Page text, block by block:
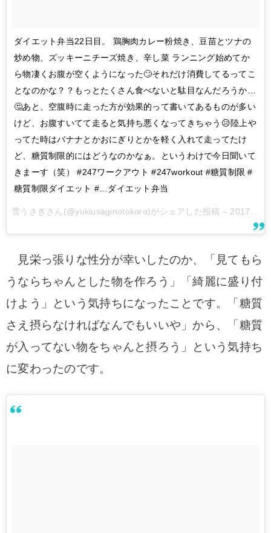
ダイエット弁当22日目。 鶏胸肉カレー粉焼き、豆苗とツナの
炒め物、ズッキーニチーズ焼き、辛し菜 ランニング始めてか
ら物凄くお腹が空くようになった🙄それだけ消費してるってこ
となのかな？？もっとたくさん食べないと駄目なんだろうか…
🤔あと、空腹時に走った方が効果的って書いてあるものが多い
けど、お腹すいてて走ると気持ち悪くなってきちゃう😥陸上や
ってた時はバナナとかおにぎりとかを軽く入れて走ってたけ
ど、糖質制限的にはどうなのかなぁ。というわけで今日聞いて
きまーす（笑） #247ワークアウト #247workout #糖質制限 #
糖質制限ダイエット #…ダイエット弁当
雪うさぎさん(@yukiusaginotokoro)がシェアした投稿 – 2017 11月 21 3:52午後 PST
見栄っ張りな性分が幸いしたのか、「見てもら
うならちゃんとした物を作ろう」「綺麗に盛り付
けよう」という気持ちになったことです。「糖質
さえ摂らなければなんでもいいや」から、「糖質
が入ってない物をちゃんと摂ろう」という気持ち
に変わったのです。